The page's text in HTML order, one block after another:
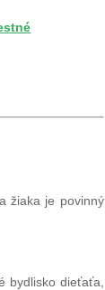
žiaka je povinný
bydlisko dieťaťa,